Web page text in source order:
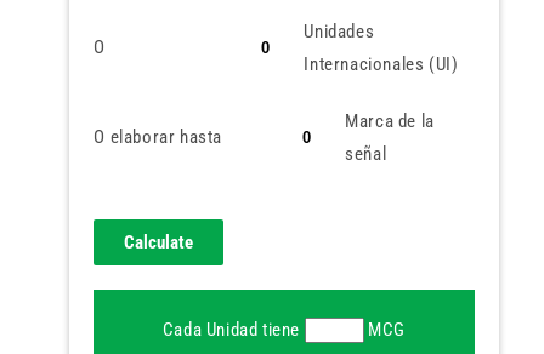
O
Unidades
Internacionales (UI)
O elaborar hasta
Marca de la
señal
Cada Unidad tiene MCG